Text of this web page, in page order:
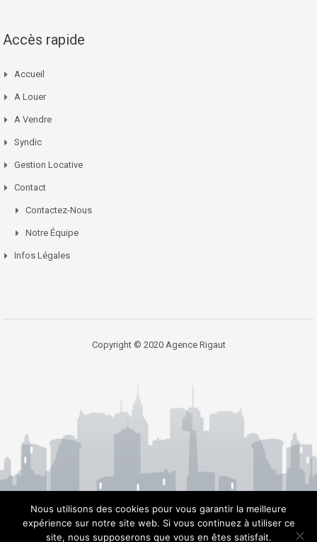
Accès rapide
Accueil
A Louer
A Vendre
Syndic
Gestion Locative
Contact
Contactez-Nous
Notre Équipe
Infos Légales
Copyright © 2020 Agence Rigaut
Nous utilisons des cookies pour vous garantir la meilleure
expérience sur notre site web. Si vous continuez à utiliser ce
site, nous supposerons que vous en êtes satisfait.